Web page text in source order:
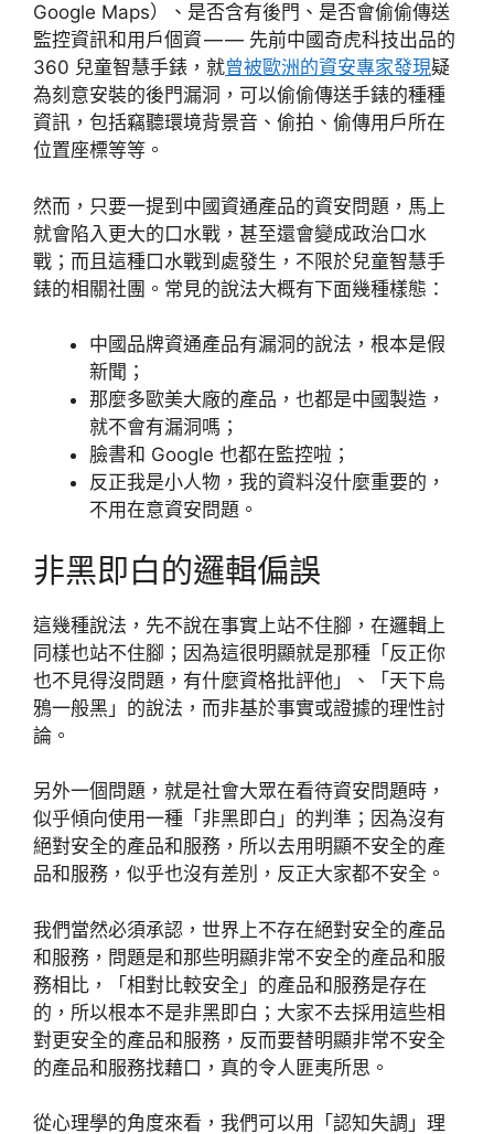
Google Maps）、是否含有後門、是否會偷偷傳送
監控資訊和用戶個資 — — 先前中國奇虎科技出品的
360 兒童智慧手錶，就曾被歐洲的資安專家發現疑
為刻意安裝的後門漏洞，可以偷偷傳送手錶的種種
資訊，包括竊聽環境背景音、偷拍、偷傳用戶所在
位置座標等等。
然而，只要一提到中國資通產品的資安問題，馬上
就會陷入更大的口水戰，甚至還會變成政治口水
戰；而且這種口水戰到處發生，不限於兒童智慧手
錶的相關社團。常見的說法大概有下面幾種樣態：
中國品牌資通產品有漏洞的說法，根本是假
新聞；
那麼多歐美大廠的產品，也都是中國製造，
就不會有漏洞嗎；
臉書和 Google 也都在監控啦；
反正我是小人物，我的資料沒什麼重要的，
不用在意資安問題。
非黑即白的邏輯偏誤
這幾種說法，先不說在事實上站不住腳，在邏輯上
同樣也站不住腳；因為這很明顯就是那種「反正你
也不見得沒問題，有什麼資格批評他」、「天下烏
鴉一般黑」的說法，而非基於事實或證據的理性討
論。
另外一個問題，就是社會大眾在看待資安問題時，
似乎傾向使用一種「非黑即白」的判準；因為沒有
絕對安全的產品和服務，所以去用明顯不安全的產
品和服務，似乎也沒有差別，反正大家都不安全。
我們當然必須承認，世界上不存在絕對安全的產品
和服務，問題是和那些明顯非常不安全的產品和服
務相比，「相對比較安全」的產品和服務是存在
的，所以根本不是非黑即白；大家不去採用這些相
對更安全的產品和服務，反而要替明顯非常不安全
的產品和服務找藉口，真的令人匪夷所思。
從心理學的角度來看，我們可以用「認知失調」理